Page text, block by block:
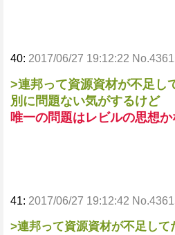
40: 2017/06/27 19:12:22
>連邦って資源資材が不足し
別に問題ない気がするけど
唯一の問題はレビルの思想
41: 2017/06/27 19:12:42
>連邦って資源資材が不足して